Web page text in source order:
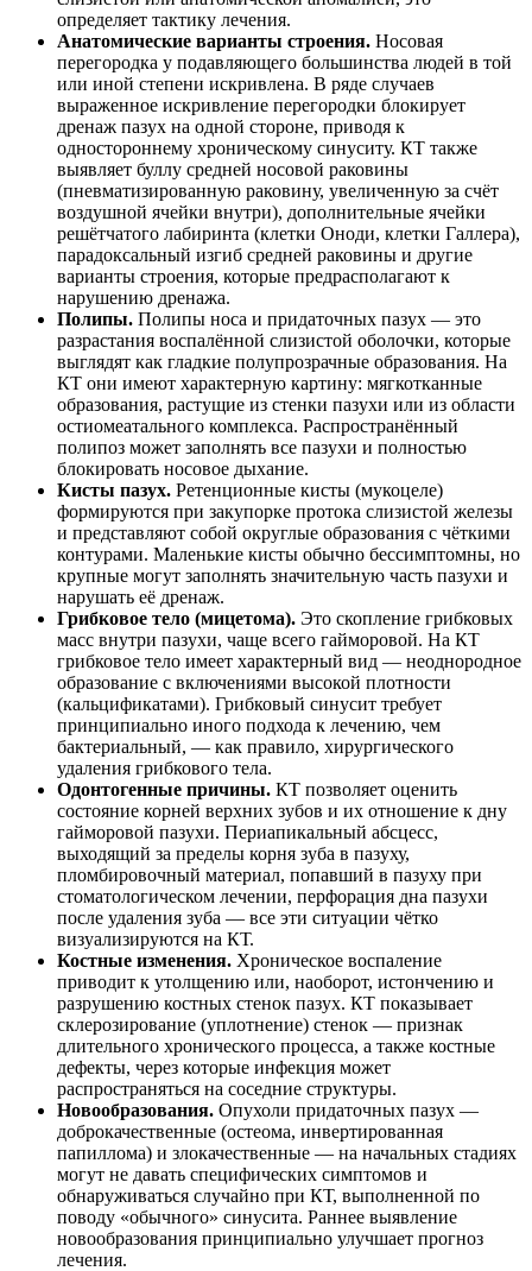
определяет тактику лечения.
Анатомические варианты строения. Носовая
перегородка у подавляющего большинства людей в той
или иной степени искривлена. В ряде случаев
выраженное искривление перегородки блокирует
дренаж пазух на одной стороне, приводя к
одностороннему хроническому синуситу. КТ также
выявляет буллу средней носовой раковины
(пневматизированную раковину, увеличенную за счёт
воздушной ячейки внутри), дополнительные ячейки
решётчатого лабиринта (клетки Оноди, клетки Галлера),
парадоксальный изгиб средней раковины и другие
варианты строения, которые предрасполагают к
нарушению дренажа.
Полипы. Полипы носа и придаточных пазух — это
разрастания воспалённой слизистой оболочки, которые
выглядят как гладкие полупрозрачные образования. На
КТ они имеют характерную картину: мягкотканные
образования, растущие из стенки пазухи или из области
остиомеатального комплекса. Распространённый
полипоз может заполнять все пазухи и полностью
блокировать носовое дыхание.
Кисты пазух. Ретенционные кисты (мукоцеле)
формируются при закупорке протока слизистой железы
и представляют собой округлые образования с чёткими
контурами. Маленькие кисты обычно бессимптомны, но
крупные могут заполнять значительную часть пазухи и
нарушать её дренаж.
Грибковое тело (мицетома). Это скопление грибковых
масс внутри пазухи, чаще всего гайморовой. На КТ
грибковое тело имеет характерный вид — неоднородное
образование с включениями высокой плотности
(кальцификатами). Грибковый синусит требует
принципиально иного подхода к лечению, чем
бактериальный, — как правило, хирургического
удаления грибкового тела.
Одонтогенные причины. КТ позволяет оценить
состояние корней верхних зубов и их отношение к дну
гайморовой пазухи. Периапикальный абсцесс,
выходящий за пределы корня зуба в пазуху,
пломбировочный материал, попавший в пазуху при
стоматологическом лечении, перфорация дна пазухи
после удаления зуба — все эти ситуации чётко
визуализируются на КТ.
Костные изменения. Хроническое воспаление
приводит к утолщению или, наоборот, истончению и
разрушению костных стенок пазух. КТ показывает
склерозирование (уплотнение) стенок — признак
длительного хронического процесса, а также костные
дефекты, через которые инфекция может
распространяться на соседние структуры.
Новообразования. Опухоли придаточных пазух —
доброкачественные (остеома, инвертированная
папиллома) и злокачественные — на начальных стадиях
могут не давать специфических симптомов и
обнаруживаться случайно при КТ, выполненной по
поводу «обычного» синусита. Раннее выявление
новообразования принципиально улучшает прогноз
лечения.